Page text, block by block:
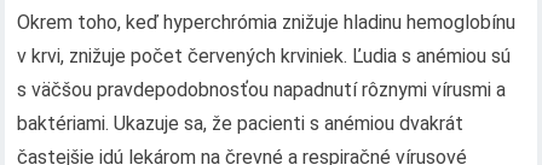
Okrem toho, keď hyperchrómia znižuje hladinu hemoglobínu
v krvi, znižuje počet červených krviniek. Ľudia s anémiou sú
s väčšou pravdepodobnosťou napadnutí rôznymi vírusmi a
baktériami. Ukazuje sa, že pacienti s anémiou dvakrát
častejšie idú lekárom na črevné a respiračné vírusové